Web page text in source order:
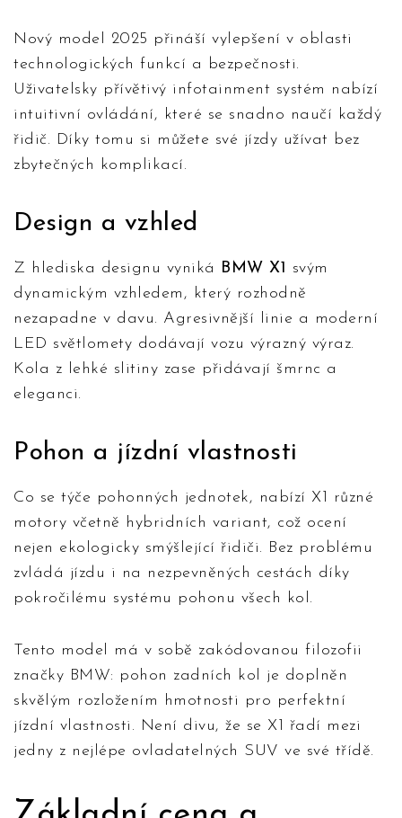
Nový model 2025 přináší vylepšení v oblasti
technologických funkcí a bezpečnosti.
Uživatelsky přívětivý infotainment systém nabízí
intuitivní ovládání, které se snadno naučí každý
řidič. Díky tomu si můžete své jízdy užívat bez
zbytečných komplikací.
Design a vzhled
Z hlediska designu vyniká BMW X1 svým
dynamickým vzhledem, který rozhodně
nezapadne v davu. Agresivnější linie a moderní
LED světlomety dodávají vozu výrazný výraz.
Kola z lehké slitiny zase přidávají šmrnc a
eleganci.
Pohon a jízdní vlastnosti
Co se týče pohonných jednotek, nabízí X1 různé
motory včetně hybridních variant, což ocení
nejen ekologicky smýšlející řidiči. Bez problému
zvládá jízdu i na nezpevněných cestách díky
pokročilému systému pohonu všech kol.
Tento model má v sobě zakódovanou filozofii
značky BMW: pohon zadních kol je doplněn
skvělým rozložením hmotnosti pro perfektní
jízdní vlastnosti. Není divu, že se X1 řadí mezi
jedny z nejlépe ovladatelných SUV ve své třídě.